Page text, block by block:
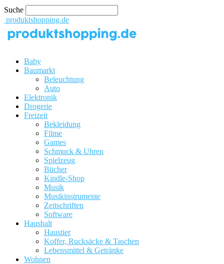
Suche
produktshopping.de
Baby
Baumarkt
Beleuchtung
Auto
Elektronik
Drogerie
Freizeit
Bekleidung
Filme
Games
Schmuck & Uhren
Spielzeug
Bücher
Kindle-Shop
Musik
Musikinstrumente
Zeitschriften
Software
Haushalt
Haustier
Koffer, Rucksäcke & Taschen
Lebensmittel & Getränke
Wohnen